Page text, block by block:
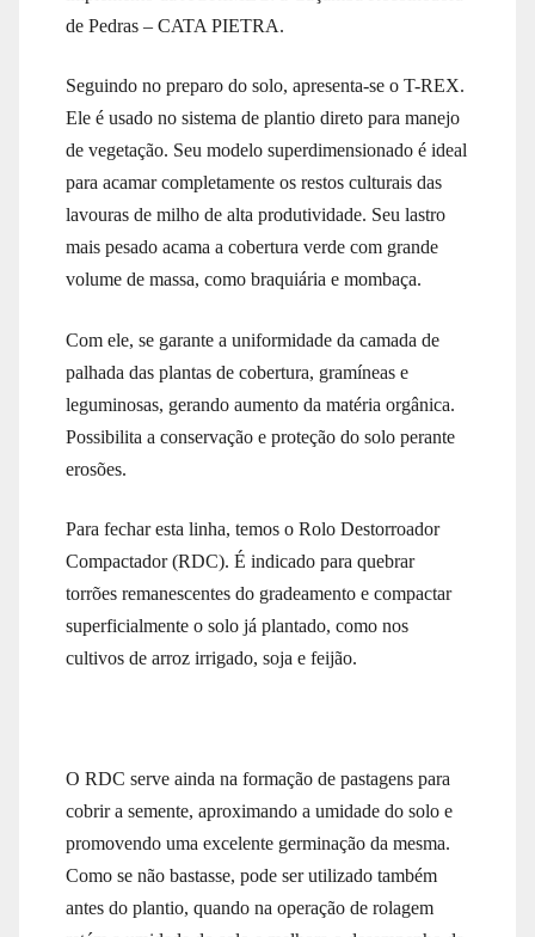
de Pedras – CATA PIETRA.
Seguindo no preparo do solo, apresenta-se o T-REX.
Ele é usado no sistema de plantio direto para manejo
de vegetação. Seu modelo superdimensionado é ideal
para acamar completamente os restos culturais das
lavouras de milho de alta produtividade. Seu lastro
mais pesado acama a cobertura verde com grande
volume de massa, como braquiária e mombaça.
Com ele, se garante a uniformidade da camada de
palhada das plantas de cobertura, gramíneas e
leguminosas, gerando aumento da matéria orgânica.
Possibilita a conservação e proteção do solo perante
erosões.
Para fechar esta linha, temos o Rolo Destorroador
Compactador (RDC). É indicado para quebrar
torrões remanescentes do gradeamento e compactar
superficialmente o solo já plantado, como nos
cultivos de arroz irrigado, soja e feijão.
O RDC serve ainda na formação de pastagens para
cobrir a semente, aproximando a umidade do solo e
promovendo uma excelente germinação da mesma.
Como se não bastasse, pode ser utilizado também
antes do plantio, quando na operação de rolagem